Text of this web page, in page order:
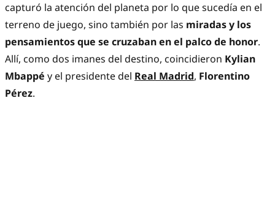
capturó la atención del planeta por lo que sucedía en el
terreno de juego, sino también por las miradas y los
pensamientos que se cruzaban en el palco de honor.
Allí, como dos imanes del destino, coincidieron Kylian
Mbappé y el presidente del Real Madrid, Florentino
Pérez.